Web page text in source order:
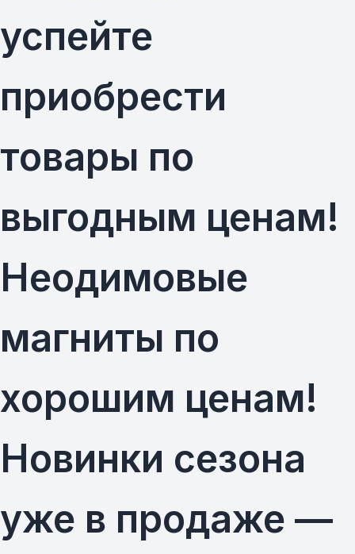
успейте
приобрести
товары по
выгодным ценам!
Неодимовые
магниты по
хорошим ценам!
Новинки сезона
уже в продаже —